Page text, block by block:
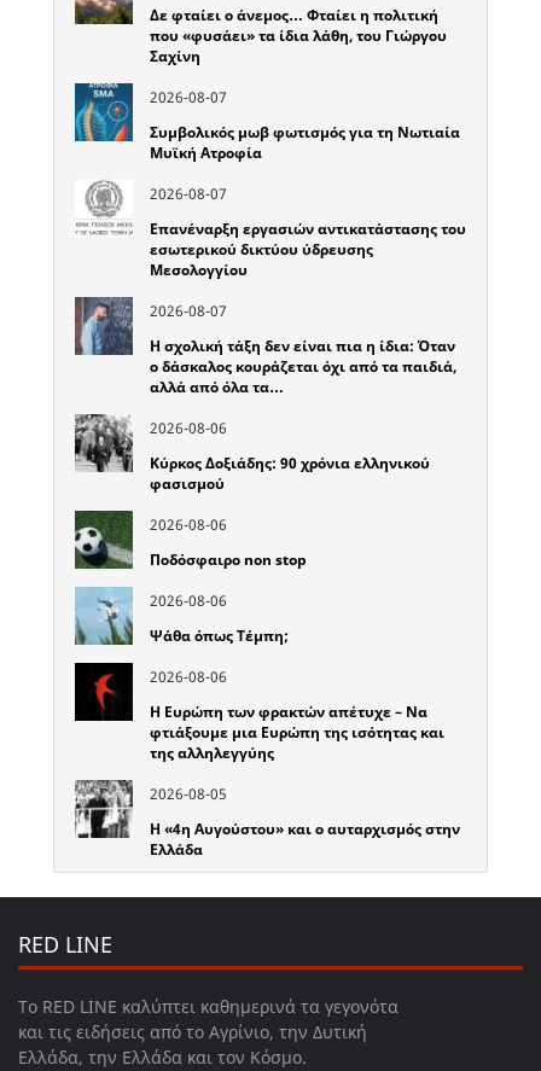
Δε φταίει ο άνεμος… Φταίει η πολιτική
που «φυσάει» τα ίδια λάθη, του Γιώργου
Σαχίνη
2026-08-07
Συμβολικός μωβ φωτισμός για τη Νωτιαία
Μυϊκή Ατροφία
2026-08-07
Επανέναρξη εργασιών αντικατάστασης του
εσωτερικού δικτύου ύδρευσης
Μεσολογγίου
2026-08-07
Η σχολική τάξη δεν είναι πια η ίδια: Όταν
ο δάσκαλος κουράζεται όχι από τα παιδιά,
αλλά από όλα τα…
2026-08-06
Κύρκος Δοξιάδης: 90 χρόνια ελληνικού
φασισμού
2026-08-06
Ποδόσφαιρο non stop
2026-08-06
Ψάθα όπως Τέμπη;
2026-08-06
Η Ευρώπη των φρακτών απέτυχε – Να
φτιάξουμε μια Ευρώπη της ισότητας και
της αλληλεγγύης
2026-08-05
Η «4η Αυγούστου» και ο αυταρχισμός στην
Ελλάδα
RED LINE
Το RED LINE καλύπτει καθημερινά τα γεγονότα
και τις ειδήσεις από το Αγρίνιο, την Δυτική
Ελλάδα, την Ελλάδα και τον Κόσμο.